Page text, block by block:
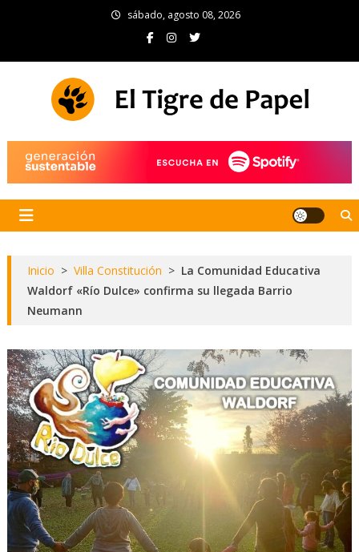
sábado, agosto 08, 2026
Inicio > Villa Constitución > La Comunidad Educativa
Waldorf «Río Dulce» confirma su llegada Barrio
Neumann